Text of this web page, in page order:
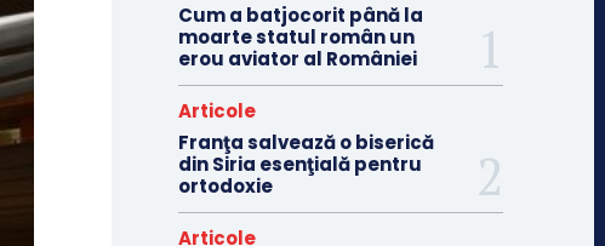
Cum a batjocorit până la
moarte statul român un
erou aviator al României
Articole
Franţa salvează o biserică
din Siria esenţială pentru
ortodoxie
Articole